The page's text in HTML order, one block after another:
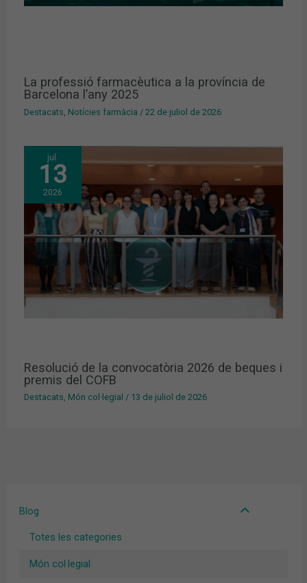
Blog
Totes les categories
Món col·legial
La professió farmacèutica a la província de
Barcelona l’any 2025
Destacats Notícies farmàcia /22 de juliol de 2026
jul.
13
2026
Resolució de la convocatòria 2026 de beques i
premis del COFB
Destacats, Món col·legial / 13 de juliol de 2026